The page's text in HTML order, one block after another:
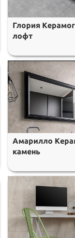
Глория
лофт
Амарилло
камень